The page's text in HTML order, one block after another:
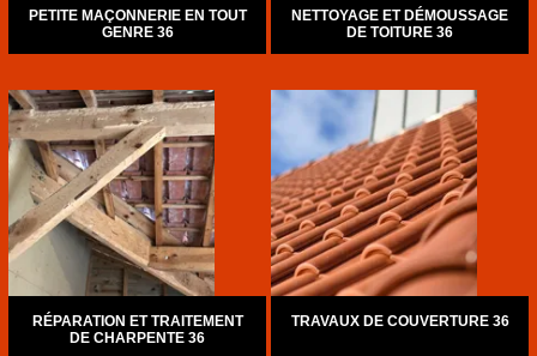
PETITE MAÇONNERIE EN TOUT
GENRE 36
NETTOYAGE ET DÉMOUSSAGE
DE TOITURE 36
RÉPARATION ET TRAITEMENT
DE CHARPENTE 36
TRAVAUX DE COUVERTURE 36